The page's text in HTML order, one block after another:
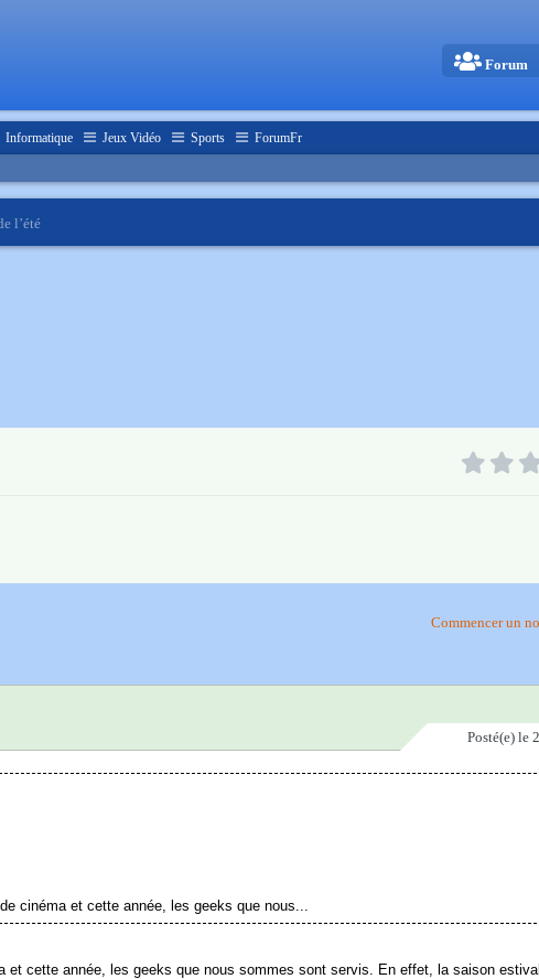
Forum
Informatique Jeux Vidéo Sports ForumFr
l’été
Commencer un
Posté(e) le
cinéma et cette année, les geeks que nous...
cette année, les geeks que nous sommes sont servis. En effet, la saison